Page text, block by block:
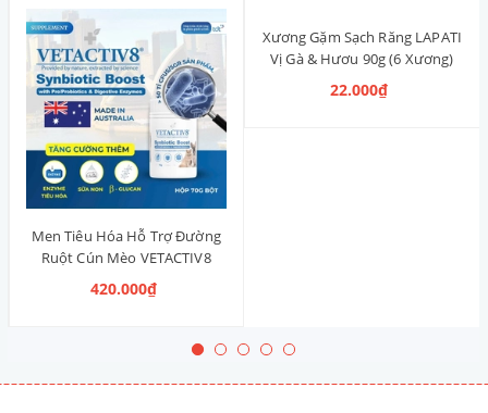
Men Tiêu Hóa Hỗ Trợ Đường
Ruột Cún Mèo VETACTIV8
Synbiotic Boost Úc 70g
420.000₫
Xương Gặm Sạch Răng LAPATI
Vị Gà & Hươu 90g (6 Xương)
22.000₫